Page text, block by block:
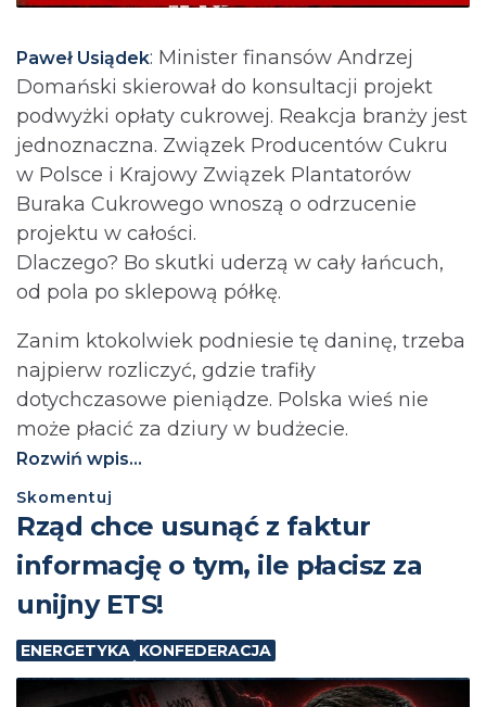
Paweł Usiądek: Minister finansów Andrzej
Domański skierował do konsultacji projekt
podwyżki opłaty cukrowej. Reakcja branży jest
jednoznaczna. Związek Producentów Cukru
w Polsce i Krajowy Związek Plantatorów
Buraka Cukrowego wnoszą o odrzucenie
projektu w całości.
Dlaczego? Bo skutki uderzą w cały łańcuch,
od pola po sklepową półkę.
Zanim ktokolwiek podniesie tę daninę, trzeba
najpierw rozliczyć, gdzie trafiły
dotychczasowe pieniądze. Polska wieś nie
może płacić za dziury w budżecie.⁩
Rozwiń wpis...
Skomentuj
Rząd chce usunąć z faktur
informację o tym, ile płacisz za
unijny ETS!
ENERGETYKA KONFEDERACJA